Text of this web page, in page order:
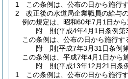
1
この条例は、公布の日から施行す
2
改正後の水道局企業職員の給与
例の規定は、昭和60年7月1日から
附 則(平成4年4月1日条例第
この条例は、公布の日から施行す
附 則(平成7年3月31日条例
この条例は、平成7年4月1日から
附 則(平成13年12月21日条
1
この条例は、公布の日から施行す